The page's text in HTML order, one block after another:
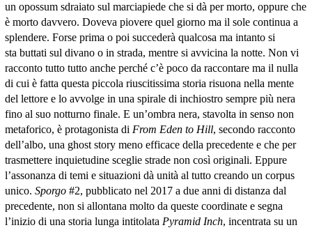
un opossum sdraiato sul marciapiede che si dà per morto, oppure che
è morto davvero. Doveva piovere quel giorno ma il sole continua a
splendere. Forse prima o poi succederà qualcosa ma intanto si
sta buttati sul divano o in strada, mentre si avvicina la notte. Non vi
racconto tutto tutto anche perché c’è poco da raccontare ma il nulla
di cui è fatta questa piccola riuscitissima storia risuona nella mente
del lettore e lo avvolge in una spirale di inchiostro sempre più nera
fino al suo notturno finale. E un’ombra nera, stavolta in senso non
metaforico, è protagonista di From Eden to Hill, secondo racconto
dell’albo, una ghost story meno efficace della precedente e che per
trasmettere inquietudine sceglie strade non così originali. Eppure
l’assonanza di temi e situazioni dà unità al tutto creando un corpus
unico. Sporgo#2, pubblicato nel 2017 a due anni di distanza dal
precedente, non si allontana molto da queste coordinate e segna
l’inizio di una storia lunga intitolata Pyramid Inch, incentrata su un